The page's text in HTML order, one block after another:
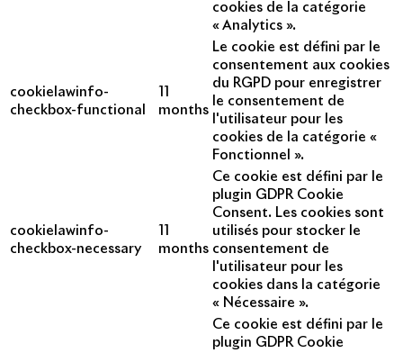
cookies de la catégorie
« Analytics ».
cookielawinfo-
checkbox-functional
months
Le cookie est défini par le
consentement aux cookies
du RGPD pour enregistrer
le consentement de
l'utilisateur pour les
cookies de la catégorie «
Fonctionnel ».
cookielawinfo-
checkbox-necessary
months
Ce cookie est défini par le
plugin GDPR Cookie
Consent. Les cookies sont
utilisés pour stocker le
consentement de
l'utilisateur pour les
cookies dans la catégorie
« Nécessaire ».
Ce cookie est défini par le
plugin GDPR Cookie